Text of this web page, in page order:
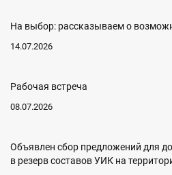
На выбор: рассказываем о
14.07.2026
Рабочая встреча
08.07.2026
Объявлен сбор предложений для
в резерв составов УИК на